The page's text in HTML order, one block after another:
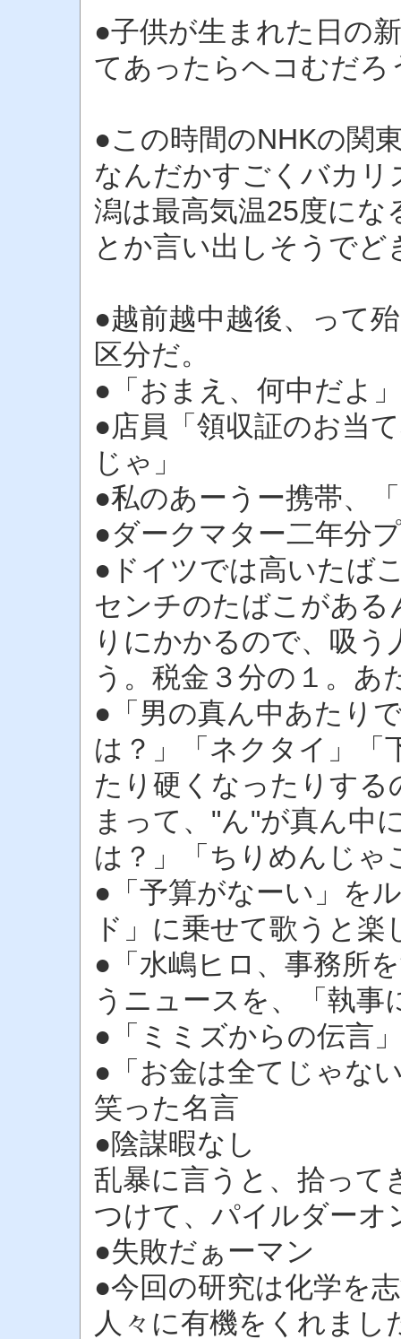
●子供が生まれた日の
てあったらヘコむだろ
●この時間のNHKの関
なんだかすごくバカ
潟は最高気温25度にな
とか言い出しそうでど
●越前越中越後、って
区分だ。
●「おまえ、何中だよ
●店員「領収証のお当
じゃ」
●私のあーうー携帯、
●ダークマター二年分
●ドイツでは高いたば
センチのたばこがあ
りにかかるので、吸
う。税金３分の１。あ
●「男の真ん中あたり
は？」「ネクタイ」「
たり硬くなったりする
まって、"ん"が真ん中
は？」「ちりめんじゃ
●「予算がなーい」を
ド」に乗せて歌うと
●「水嶋ヒロ、事務所
うニュースを、「執事
●「ミミズからの伝言
●「お金は全てじゃな
笑った名言
●陰謀暇なし
乱暴に言うと、拾って
つけて、パイルダーオ
●失敗だぁーマン
●今回の研究は化学を
人々に有機をくれまし